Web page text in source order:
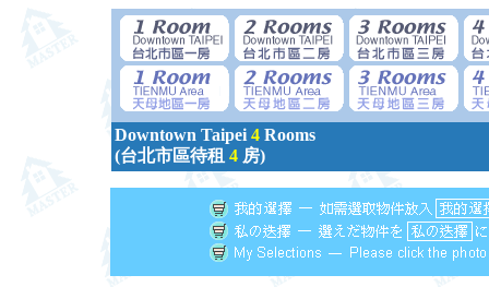
Downtown Taipei 4 Rooms
(台北市區待租 4 房)